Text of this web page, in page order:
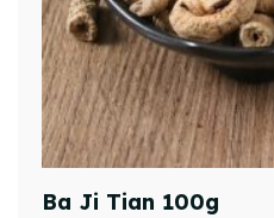
Ba Ji Tian 100g